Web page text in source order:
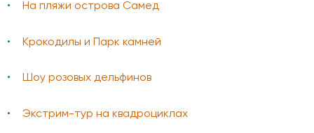
На пляжи острова Самед
Крокодилы и Парк камней
Шоу розовых дельфинов
Экстрим-тур на квадроциклах